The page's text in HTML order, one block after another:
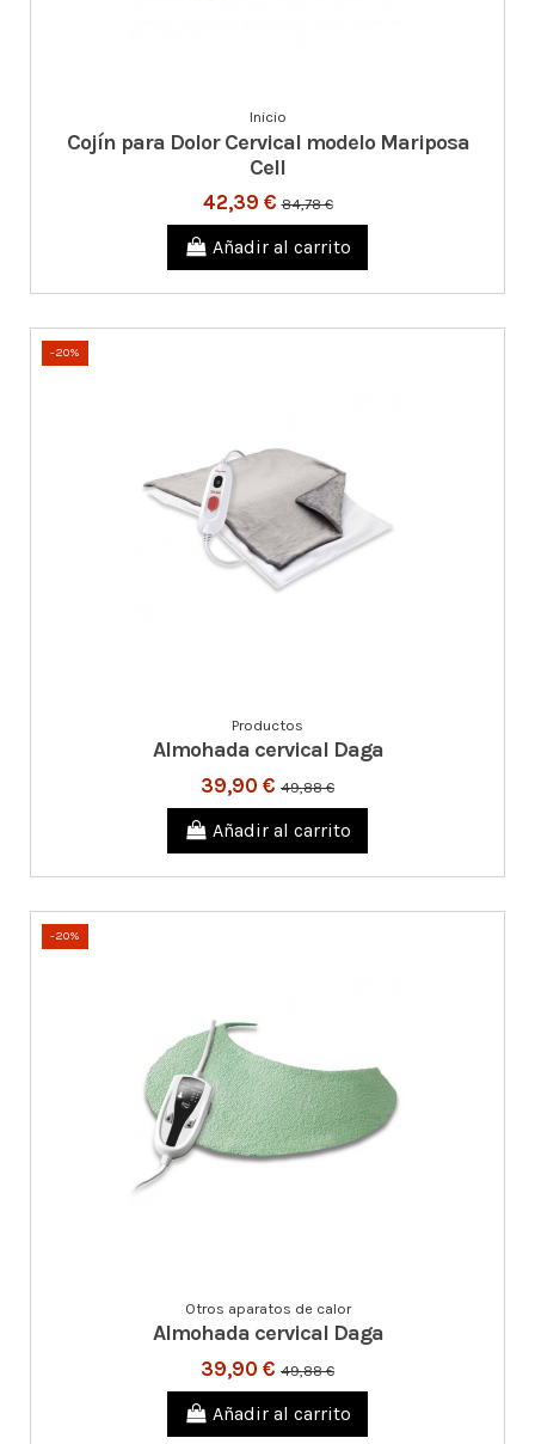
Inicio
Cojín para Dolor Cervical modelo Mariposa
Cell
42,39 €84,78 €
Añadir al carrito
-20%
Productos
Almohada cervical Daga
39,90 € 49,88 €
Añadir al carrito
-20%
Otros aparatos de calor
Almohada cervical Daga
39,90 € 49,88 €
Añadir al carrito